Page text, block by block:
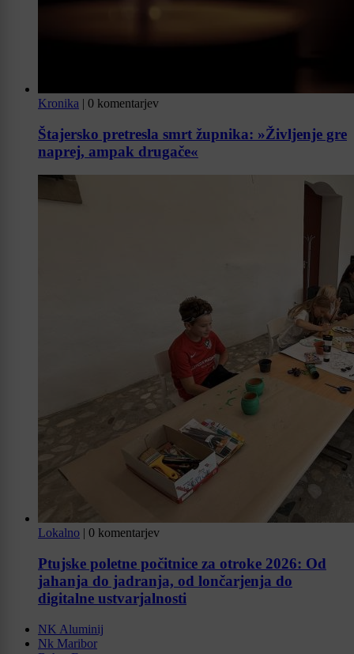
Kronika | 0 komentarjev
Štajersko pretresla smrt župnika: »Življenje gre
naprej, ampak drugače«
Lokalno | 0 komentarjev
Ptujske poletne počitnice za otroke 2026: Od
jahanja do jadranja, od lončarjenja do
digitalne ustvarjalnosti
NK Aluminij
Nk Maribor